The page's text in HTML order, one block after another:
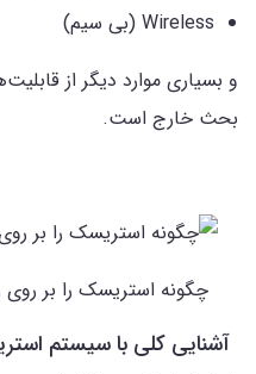
Wireless (بی سیم)
بحث خارج است.
چگونه استریسک را بر
آشنایی کلی با سیستم